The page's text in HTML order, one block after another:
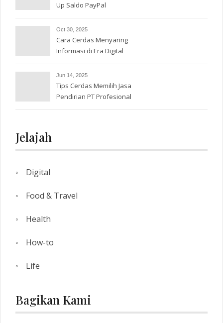
Up Saldo PayPal
Oct 30, 2025
Cara Cerdas Menyaring
Informasi di Era Digital
Jun 14, 2025
Tips Cerdas Memilih Jasa
Pendirian PT Profesional
Jelajah
Digital
Food & Travel
Health
How-to
Life
Bagikan Kami